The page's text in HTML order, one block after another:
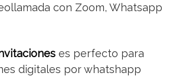
con Zoom, Whatsapp
es perfecto para
digitales por whatshapp